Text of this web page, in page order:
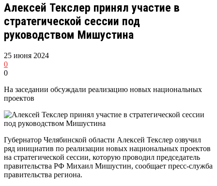
Алексей Текслер принял участие в
стратегической сессии под
руководством Мишустина
25 июня 2024
0
0
На заседании обсуждали реализацию новых национальных
проектов
Губернатор Челябинской области Алексей Текслер озвучил
ряд инициатив по реализации новых национальных проектов
на стратегической сессии, которую проводил председатель
правительства РФ Михаил Мишустин, сообщает пресс-служба
правительства региона.